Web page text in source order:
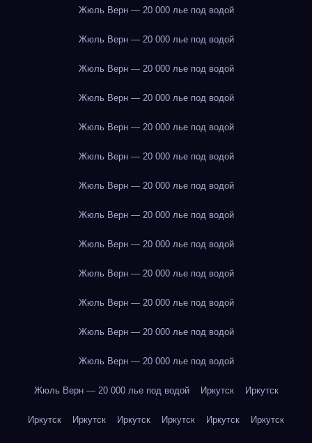
Жюль Верн — 20 000 лье под водой
Жюль Верн — 20 000 лье под водой
Жюль Верн — 20 000 лье под водой
Жюль Верн — 20 000 лье под водой
Жюль Верн — 20 000 лье под водой
Жюль Верн — 20 000 лье под водой
Жюль Верн — 20 000 лье под водой
Жюль Верн — 20 000 лье под водой
Жюль Верн — 20 000 лье под водой
Жюль Верн — 20 000 лье под водой
Жюль Верн — 20 000 лье под водой
Жюль Верн — 20 000 лье под водой
Жюль Верн — 20 000 лье под водой
Жюль Верн — 20 000 лье под водой Иркутск Иркутск
Иркутск Иркутск Иркутск Иркутск Иркутск Иркутск